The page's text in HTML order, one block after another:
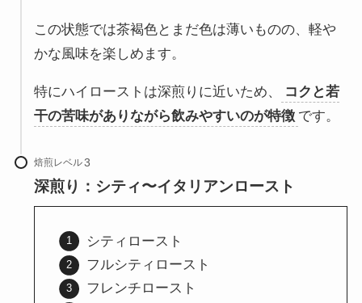
この状態では茶褐色とまだ色は薄いものの、軽や
かな風味を楽しめます。
特にハイローストは深煎りに近いため、
コクと若
干の苦味がありながら飲みやすいのが特徴 です。
焙煎レベル
深煎り：シティ〜イタリアンロースト
シティロースト
フルシティロースト
フレンチロースト